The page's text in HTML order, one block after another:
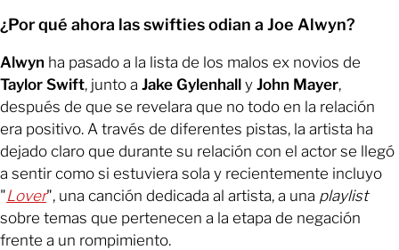
¿Por qué ahora las swifties odian a Joe Alwyn?
Alwyn ha pasado a la lista de los malos ex novios de
Taylor Swift, junto a Jake Gylenhall y John Mayer,
después de que se revelara que no todo en la relación
era positivo. A través de diferentes pistas, la artista ha
dejado claro que durante su relación con el actor se llegó
a sentir como si estuviera sola y recientemente incluyo
"Lover", una canción dedicada al artista, a una playlist
sobre temas que pertenecen a la etapa de negación
frente a un rompimiento.